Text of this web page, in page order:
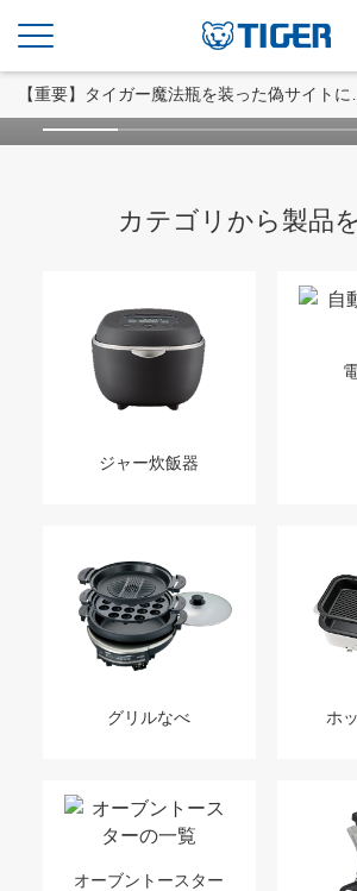
そこから始まる。
カテゴリから製品
ジャー炊飯器
グリルなべ ホ
オーブントースター